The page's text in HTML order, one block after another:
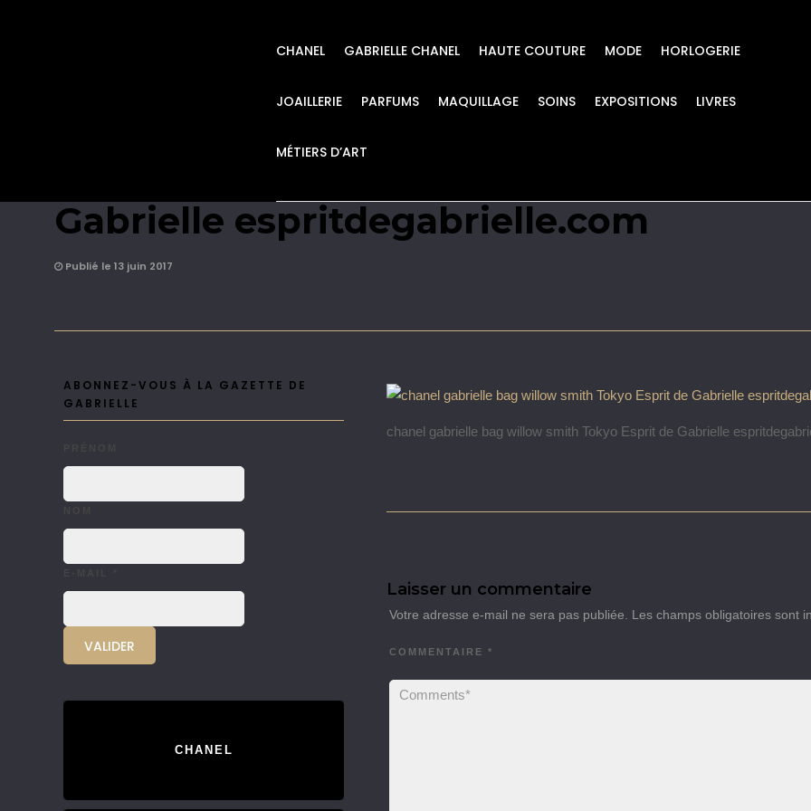
CHANEL GABRIELLE CHANEL HAUTE COUTURE MODE HORLOGERIE
JOAILLERIE PARFUMS MAQUILLAGE SOINS EXPOSITIONS LIVRES
MÉTIERS D’ART
Gabrielle espritdegabrielle.com
Publié le 13 juin 2017
chanel gabrielle bag willow smith Tokyo Esprit de Gabrielle
Laisser un commentaire
Votre adresse e-mail ne sera pas publiée. Les champs obligatoires sont
COMMENTAIRE *
ABONNEZ-VOUS À LA GAZETTE DE
GABRIELLE
CHANEL